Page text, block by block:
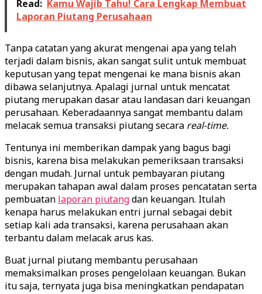
Read: Kamu Wajib Tahu! Cara Lengkap Membuat
Laporan Piutang Perusahaan​
Tanpa catatan yang akurat mengenai apa yang telah
terjadi dalam bisnis, akan sangat sulit untuk membuat
keputusan yang tepat mengenai ke mana bisnis akan
dibawa selanjutnya. Apalagi jurnal untuk mencatat
piutang merupakan dasar atau landasan dari keuangan
perusahaan. Keberadaannya sangat membantu dalam
melacak semua transaksi piutang secara real-time.
Tentunya ini memberikan dampak yang bagus bagi
bisnis, karena bisa melakukan pemeriksaan transaksi
dengan mudah. Jurnal untuk pembayaran piutang
merupakan tahapan awal dalam proses pencatatan serta
pembuatan laporan piutangdan keuangan. Itulah
kenapa harus melakukan entri jurnal sebagai debit
setiap kali ada transaksi, karena perusahaan akan
terbantu dalam melacak arus kas.
Buat jurnal piutang membantu perusahaan
memaksimalkan proses pengelolaan keuangan. Bukan
itu saja, ternyata juga bisa meningkatkan pendapatan